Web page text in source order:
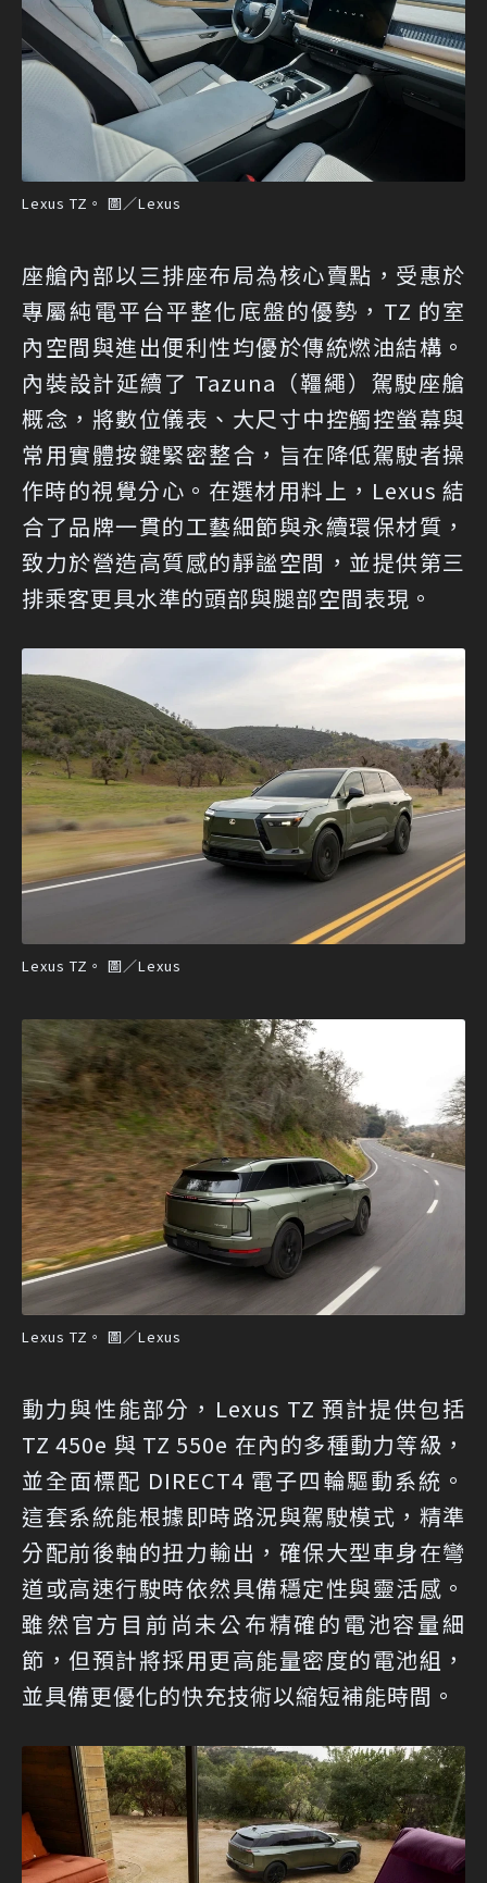
Lexus TZ。 圖／Lexus
座艙內部以三排座布局為核心賣點，受惠於
專屬純電平台平整化底盤的優勢，TZ 的室
內空間與進出便利性均優於傳統燃油結構。
內裝設計延續了 Tazuna（韁繩）駕駛座艙
概念，將數位儀表、大尺寸中控觸控螢幕與
常用實體按鍵緊密整合，旨在降低駕駛者操
作時的視覺分心。在選材用料上，Lexus 結
合了品牌一貫的工藝細節與永續環保材質，
致力於營造高質感的靜謐空間，並提供第三
排乘客更具水準的頭部與腿部空間表現。
Lexus TZ。 圖／Lexus
Lexus TZ。 圖／Lexus
動力與性能部分，Lexus TZ 預計提供包括
TZ 450e 與 TZ 550e 在內的多種動力等級，
並全面標配 DIRECT4 電子四輪驅動系統。
這套系統能根據即時路況與駕駛模式，精準
分配前後軸的扭力輸出，確保大型車身在彎
道或高速行駛時依然具備穩定性與靈活感。
雖然官方目前尚未公布精確的電池容量細
節，但預計將採用更高能量密度的電池組，
並具備更優化的快充技術以縮短補能時間。